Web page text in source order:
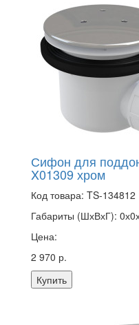
Сифон для
X01309 хром
Код товара: TS-134812
Габариты (ШхВхГ):
Цена:
2 970 р.
Купить